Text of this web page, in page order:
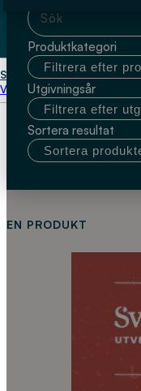
Start Carlo Navarra
Välj kundtyp
Produktkategori
Utgivningsår
Sortera resultat
EN PRODUKT